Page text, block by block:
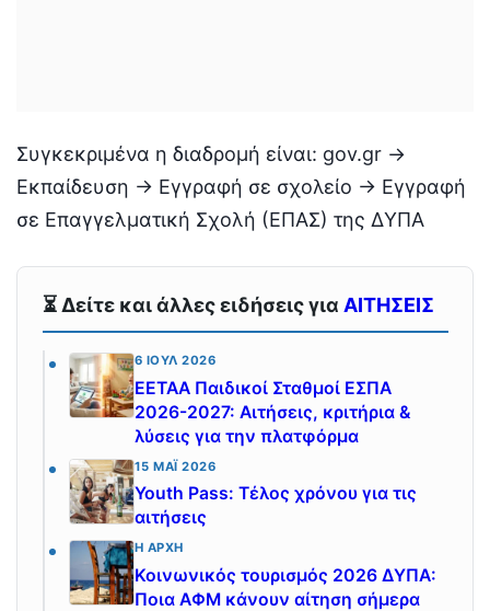
Συγκεκριμένα η διαδρομή είναι: gov.gr →
Εκπαίδευση → Εγγραφή σε σχολείο → Εγγραφή
σε Επαγγελματική Σχολή (ΕΠΑΣ) της ΔΥΠΑ
⏳ Δείτε και άλλες ειδήσεις για ΑΙΤΗΣΕΙΣ
6 ΙΟΎΛ 2026
ΕΕΤΑΑ Παιδικοί Σταθμοί ΕΣΠΑ
2026-2027: Αιτήσεις, κριτήρια &
λύσεις για την πλατφόρμα
15 ΜΆΙ 2026
Youth Pass: Τέλος χρόνου για τις
αιτήσεις
Η ΑΡΧΉ
Κοινωνικός τουρισμός 2026 ΔΥΠΑ:
Ποια ΑΦΜ κάνουν αίτηση σήμερα